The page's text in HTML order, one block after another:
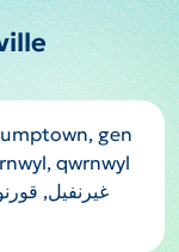
gen
qwrnwyl